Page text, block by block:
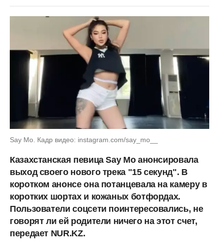
Say Mo. Кадр видео: instagram.com/say_mo__
Казахстанская певица Say Mo анонсировала
выход своего нового трека "15 секунд". В
коротком анонсе она потанцевала на камеру в
коротких шортах и кожаных ботфордах.
Пользователи соцсети поинтересовались, не
говорят ли ей родители ничего на этот счет,
передает NUR.KZ.